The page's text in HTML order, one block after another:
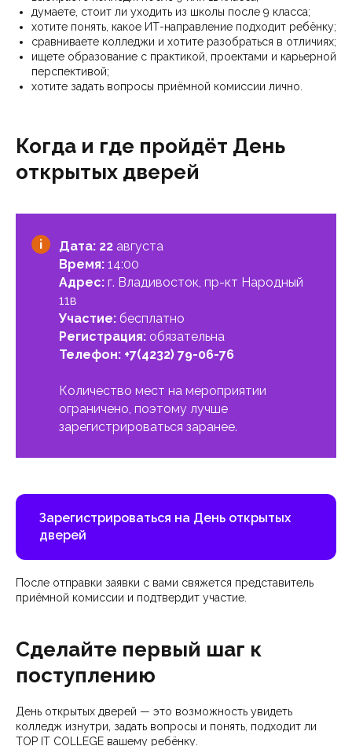
думаете, стоит ли уходить из школы после 9 класса;
хотите понять, какое ИТ-направление подходит ребёнку;
сравниваете колледжи и хотите разобраться в отличиях;
ищете образование с практикой, проектами и карьерной
перспективой;
хотите задать вопросы приёмной комиссии лично.
Когда и где пройдёт День
открытых дверей
Дата: 22 августа
Время: 14:00
Адрес: г. Владивосток, пр-кт Народный
11в
Участие: бесплатно
Регистрация: обязательна
Телефон: +7(4232) 79-06-76
Количество мест на мероприятии
ограничено, поэтому лучше
зарегистрироваться заранее.
Зарегистрироваться на День открытых
дверей
После отправки заявки с вами свяжется представитель
приёмной комиссии и подтвердит участие.
Сделайте первый шаг к
поступлению
День открытых дверей — это возможность увидеть
колледж изнутри, задать вопросы и понять, подходит ли
TOP IT COLLEGE вашему ребёнку.